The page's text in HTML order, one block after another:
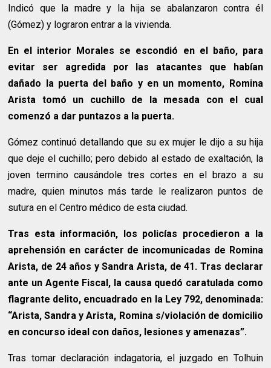
Indicó que la madre y la hija se abalanzaron contra él
(Gómez) y lograron entrar a la vivienda.
En el interior Morales se escondió en el baño, para
evitar ser agredida por las atacantes que habían
dañado la puerta del baño y en un momento, Romina
Arista tomó un cuchillo de la mesada con el cual
comenzó a dar puntazos a la puerta.
Gómez continuó detallando que su ex mujer le dijo a su hija
que deje el cuchillo; pero debido al estado de exaltación, la
joven termino causándole tres cortes en el brazo a su
madre, quien minutos más tarde le realizaron puntos de
sutura en el Centro médico de esta ciudad.
Tras esta información, los policías procedieron a la
aprehensión en carácter de incomunicadas de Romina
Arista, de 24 años y Sandra Arista, de 41. Tras declarar
ante un Agente Fiscal, la causa quedó caratulada como
flagrante delito, encuadrado en la Ley 792, denominada:
“Arista, Sandra y Arista, Romina s/violación de domicilio
en concurso ideal con daños, lesiones y amenazas”.
Tras tomar declaración indagatoria, el juzgado en Tolhuin